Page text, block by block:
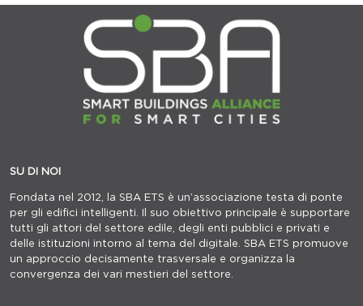
SU DI NOI
Fondata nel 2012, la SBA ETS è un’associazione testa di ponte
per gli edifici intelligenti. Il suo obiettivo principale è supportare
tutti gli attori del settore edile, degli enti pubblici e privati e
delle istituzioni intorno al tema del digitale. SBA ETS promuove
un approccio decisamente trasversale e organizza la
convergenza dei vari mestieri del settore.